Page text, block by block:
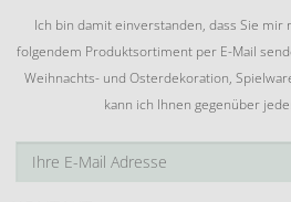
Ich bin damit einverstanden, dass Sie
folgendem Produktsortiment per E-Mail
Weihnachts- und Osterdekoration,
kann ich Ihnen gegenüber